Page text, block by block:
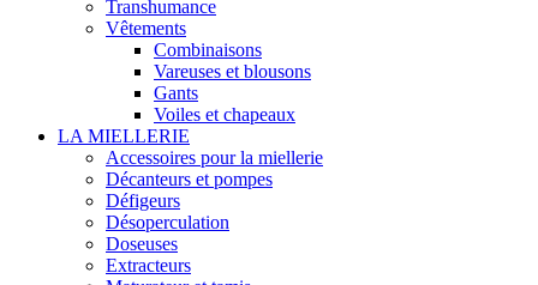
Transhumance
Vêtements
Combinaisons
Vareuses et blousons
Gants
Voiles et chapeaux
LA MIELLERIE
Accessoires pour la miellerie
Décanteurs et pompes
Défigeurs
Désoperculation
Doseuses
Extracteurs